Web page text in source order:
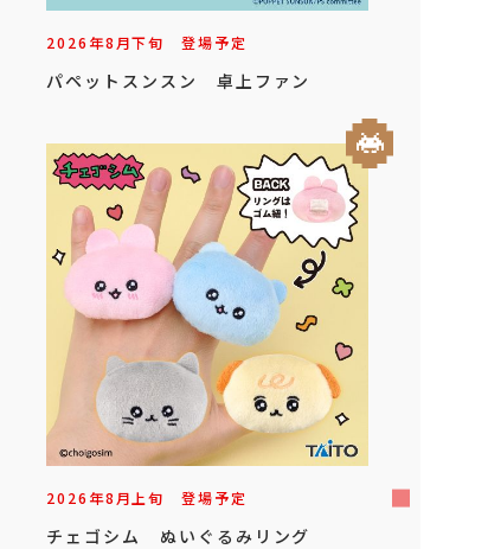
2026年8月下旬 登場予定
パペットスンスン 卓上ファン
2026年8月上旬 登場予定
チェゴシム ぬいぐるみリング